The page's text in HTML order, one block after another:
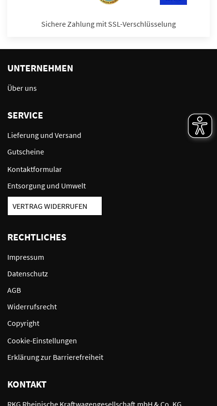
Sichere Zahlung mit SSL-Verschlüsselung
UNTERNEHMEN
Über uns
SERVICE
Lieferung und Versand
Gutscheine
Kontaktformular
Entsorgung und Umwelt
VERTRAG WIDERRUFEN
RECHTLICHES
Impressum
Datenschutz
AGB
Widerrufsrecht
Copyright
Cookie-Einstellungen
Erklärung zur Barrierefreiheit
KONTAKT